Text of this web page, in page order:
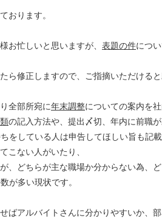
おります。
お忙しいと思いますが、 表題の件につ
ら修正しますので、ご指摘いただけると
全部所宛に年末調整についての案内を
の記入方法や、提出〆切、年内に前職
をしている人は申告してほしい旨も記載
こない人がいたり、
、どちらが主な職場か分からない為、
が多い現状です。
ばアルバイトさんに分かりやすいか、